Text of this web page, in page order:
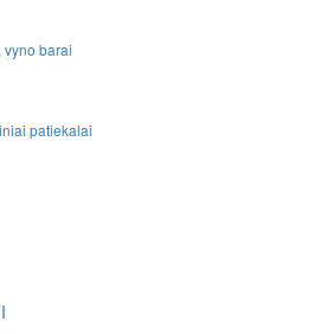
vyno barai
patiekalai